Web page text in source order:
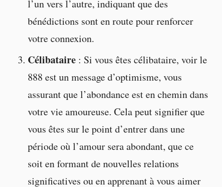
l’un vers l’autre, indiquant que des
bénédictions sont en route pour renforcer
votre connexion.
Célibataire: Si vous êtes célibataire, voir le
888 est un message d’optimisme, vous
assurant que l’abondance est en chemin dans
votre vie amoureuse. Cela peut signifier que
vous êtes sur le point d’entrer dans une
période où l’amour sera abondant, que ce
soit en formant de nouvelles relations
significatives ou en apprenant à vous aimer